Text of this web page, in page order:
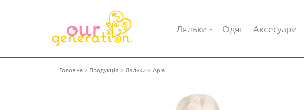
Ляльки Одяг Аксесуари
Головна Продукція Ляльки Аріа